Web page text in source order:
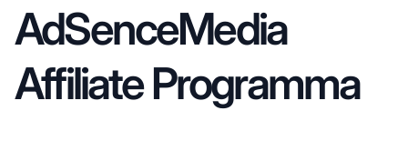
AdSenceMedia
Affiliate Programma